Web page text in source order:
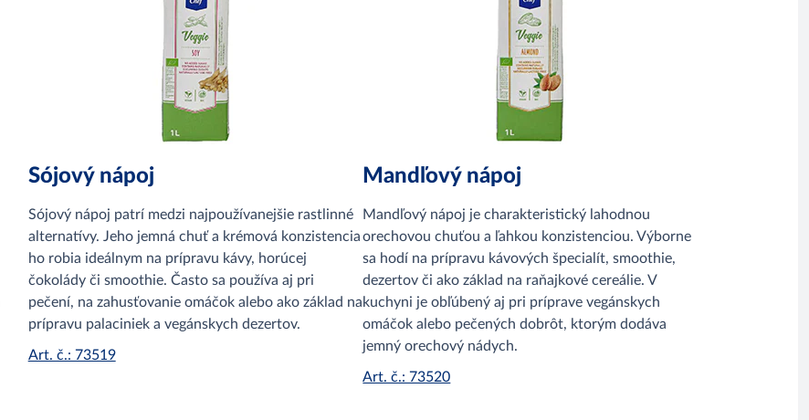
Sójový nápoj
Sójový nápoj patrí medzi najpoužívanejšie rastlinné
alternatívy. Jeho jemná chuť a krémová konzistencia
ho robia ideálnym na prípravu kávy, horúcej
čokolády či smoothie. Často sa používa aj pri
pečení, na zahusťovanie omáčok alebo ako základ na
prípravu palaciniek a vegánskych dezertov.
Art. č.: 73519
Mandľový nápoj
Mandľový nápoj je charakteristický lahodnou
orechovou chuťou a ľahkou konzistenciou. Výborne
sa hodí na prípravu kávových špecialít, smoothie,
dezertov či ako základ na raňajkové cereálie. V
kuchyni je obľúbený aj pri príprave vegánskych
omáčok alebo pečených dobrôt, ktorým dodáva
jemný orechový nádych.
Art. č.: 73520